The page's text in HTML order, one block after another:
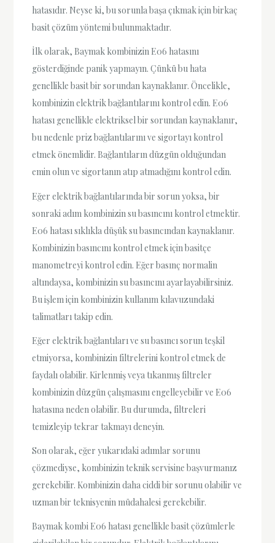
hatasıdır. Neyse ki, bu sorunla başa çıkmak için birkaç
basit çözüm yöntemi bulunmaktadır.
İlk olarak, Baymak kombinizin E06 hatasını
gösterdiğinde panik yapmayın. Çünkü bu hata
genellikle basit bir sorundan kaynaklanır. Öncelikle,
kombinizin elektrik bağlantılarını kontrol edin. E06
hatası genellikle elektriksel bir sorundan kaynaklanır,
bu nedenle priz bağlantılarını ve sigortayı kontrol
etmek önemlidir. Bağlantıların düzgün olduğundan
emin olun ve sigortanın atıp atmadığını kontrol edin.
Eğer elektrik bağlantılarında bir sorun yoksa, bir
sonraki adım kombinizin su basıncını kontrol etmektir.
E06 hatası sıklıkla düşük su basıncından kaynaklanır.
Kombinizin basıncını kontrol etmek için basitçe
manometreyi kontrol edin. Eğer basınç normalin
altındaysa, kombinizin su basıncını ayarlayabilirsiniz.
Bu işlem için kombinizin kullanım kılavuzundaki
talimatları takip edin.
Eğer elektrik bağlantıları ve su basıncı sorun teşkil
etmiyorsa, kombinizin filtrelerini kontrol etmek de
faydalı olabilir. Kirlenmiş veya tıkanmış filtreler
kombinizin düzgün çalışmasını engelleyebilir ve E06
hatasına neden olabilir. Bu durumda, filtreleri
temizleyip tekrar takmayı deneyin.
Son olarak, eğer yukarıdaki adımlar sorunu
çözmediyse, kombinizin teknik servisine başvurmanız
gerekebilir. Kombinizin daha ciddi bir sorunu olabilir ve
uzman bir teknisyenin müdahalesi gerekebilir.
Baymak kombi E06 hatası genellikle basit çözümlerle